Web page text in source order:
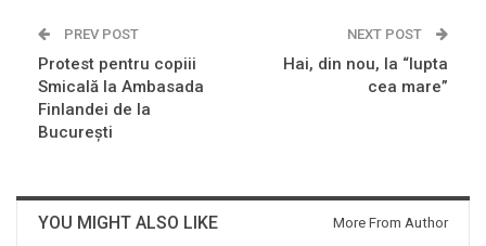
PREV POST
Protest pentru copiii
Smicală la Ambasada
Finlandei de la
București
NEXT POST
Hai, din nou, la “lupta
cea mare”
YOU MIGHT ALSO LIKE More From Author